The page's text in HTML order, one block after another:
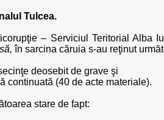
Tulcea.
– Serviciul Teritorial Alba
în sarcina căruia s-au reţinut
deosebit de grave şi
continuată (40 de acte materiale).
stare de fapt: